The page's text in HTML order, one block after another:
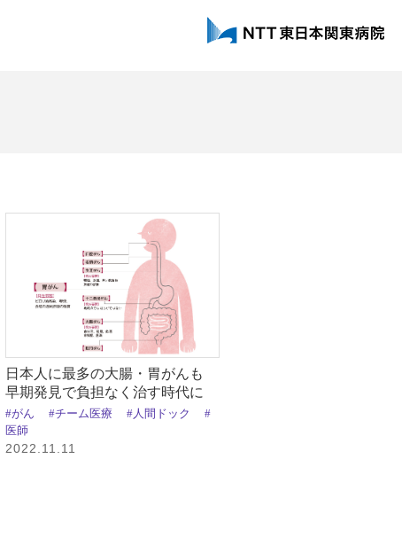
日本人に最多の大腸・胃がんも
早期発見で負担なく治す時代に
#がん #チーム医療 #人間ドック
#
医師
2022.11.11